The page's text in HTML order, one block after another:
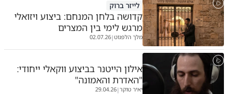
לייזר ברוק
קדושה בלחן המנחם: ביצוע ויזואלי
מרגש לימי בין המצרים
מלך הלפגוט|
02.07.26
אילון הייטנר בביצוע ווקאלי ייחודי:
"האדרת והאמונה"
יאיר טוקר|
29.04.26